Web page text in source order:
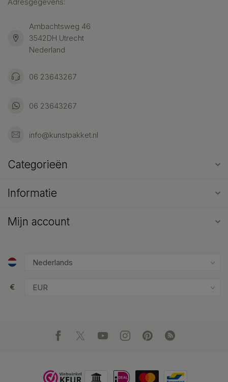
Ambachtsweg 46
3542DH Utrecht
Nederland
06 23643267
06 23643267
info@kunstpakket.nl
Categorieën
Informatie
Mijn account
€